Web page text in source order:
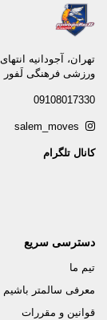
ورزشى فرهنگى لَفور
09108017330
کانال تلگرام
دسترسی سریع
تیم ما
معرفی سالمتر باشیم
قوانین و مقررات